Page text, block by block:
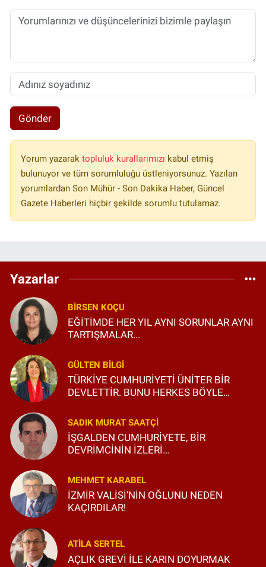
Gönder
Yorum yazarak topluluk kurallarımızı kabul etmiş
bulunuyor ve tüm sorumluluğu üstleniyorsunuz. Yazılan
yorumlardan Son Mühür - Son Dakika Haber, Güncel
Gazete Haberleri hiçbir şekilde sorumlu tutulamaz.
Yazarlar
BIRSEN KOÇU
EĞİTİMDE HER YIL AYNI SORUNLAR AYNI
TARTIŞMALAR...
GÜLTEN BILGI
TÜRKİYE CUMHURİYETİ ÜNİTER BİR
DEVLETTİR. BUNU HERKES BÖYLE
SADIK MURAT SAATÇI
İŞGALDEN CUMHURİYETE, BİR
DEVRİMCİNİN İZLERİ...
MEHMET KARABEL
İZMİR VALİSİ’NİN OĞLUNU NEDEN
KAÇIRDILAR!
ATILA SERTEL
AÇLIK GREVİ İLE KARIN DOYURMAK